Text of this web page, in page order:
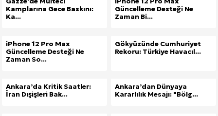
Kamplarına Gece Baskını:
Ka...
Güncelleme Desteği Ne
Zaman Bi...
iPhone 12 Pro Max
Güncelleme Desteği Ne
Zaman So...
Gökyüzünde Cumhuriyet
Rekoru: Türkiye Havacıl...
Ankara’da Kritik Saatler:
İran Dışişleri Bak...
Ankara’dan Dünyaya
Kararlılık Mesajı: "Bölg...